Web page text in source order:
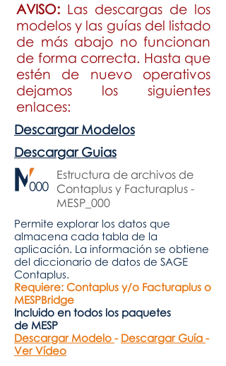
AVISO: Las descargas de los
modelos y las guíasdel listado
de más abajo no funcionan
de forma correcta. Hasta que
estén de nuevo operativos
dejamos los siguientes
enlaces:
Descargar Modelos
Descargar Guias
Estructura de archivos de
Contaplus y Facturaplus -
MESP_000
Permite explorar los datos que
almacena cada tabla de la
aplicación. La información se obtiene
del diccionario de datos de SAGE
Contaplus.
Requiere: Contaplus y/o Facturaplus o
MESPBridge
Incluido en todos los paquetes
de MESP
Descargar Modelo - Descargar Guía -
Ver Vídeo